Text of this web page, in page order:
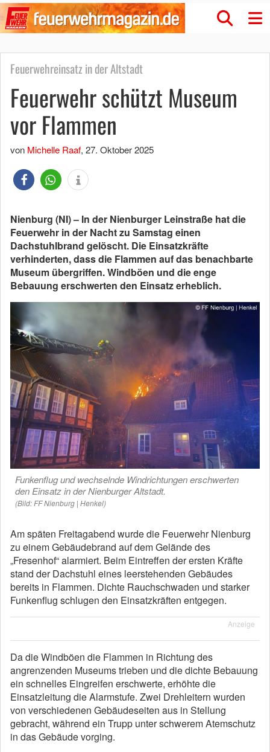
Feuerwehreinsatz in der Altstadt
Feuerwehr schützt Museum
vor Flammen
von Michelle Raaf, 27. Oktober 2025
Nienburg (NI) – In der Nienburger Leinstraße hat die
Feuerwehr in der Nacht zu Samstag einen
Dachstuhlbrand gelöscht. Die Einsatzkräfte
verhinderten, dass die Flammen auf das benachbarte
Museum übergriffen. Windböen und die enge
Bebauung erschwerten den Einsatz erheblich.
Funkenflug und wechselnde Windrichtungen erschwerten
den Einsatz in der Nienburger Altstadt.
(Bild: FF Nienburg | Henkel)
Am späten Freitagabend wurde die Feuerwehr Nienburg
zu einem Gebäudebrand auf dem Gelände des
„Fresenhof“ alarmiert. Beim Eintreffen der ersten Kräfte
stand der Dachstuhl eines leerstehenden Gebäudes
bereits in Flammen. Dichte Rauchschwaden und starker
Funkenflug schlugen den Einsatzkräften entgegen.
Anzeige
Da die Windböen die Flammen in Richtung des
angrenzenden Museums trieben und die dichte Bebauung
ein schnelles Eingreifen erschwerte, erhöhte die
Einsatzleitung die Alarmstufe. Zwei Drehleitern wurden
von verschiedenen Gebäudeseiten aus in Stellung
gebracht, während ein Trupp unter schwerem Atemschutz
in das Gebäude vorging.